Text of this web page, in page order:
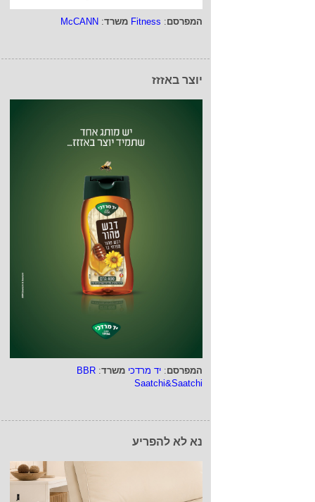
המפרסם:
Fitness משרד:
McCANN
יוצר באזזז
המפרסם: יד מרדכי משרד:
BBR
Saatchi&Saatchi
נא לא להפריע